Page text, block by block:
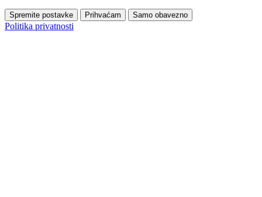
Spremite postavke Prihvaćam Samo obavezno
Politika privatnosti